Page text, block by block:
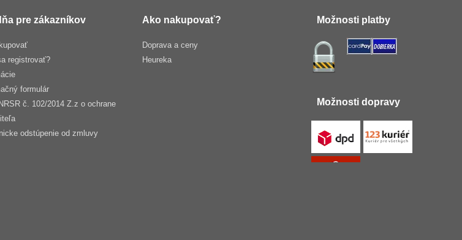
pre zákazníkov
registrovať?
formulár
č. 102/2014 Z.z o ochrane
odstúpenie od zmluvy
Ako nakupovať?
Doprava a ceny
Heureka
Možnosti platby
Možnosti dopravy